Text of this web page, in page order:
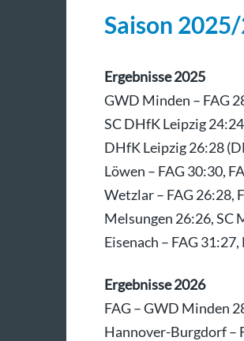
Saison
Ergebnisse 2025
GWD Minden – FAG
SC DHfK Leipzig
DHfK Leipzig 26:28
Löwen – FAG 30:30,
Wetzlar – FAG 26:28,
Melsungen 26:26, SC
Eisenach – FAG
Ergebnisse 2026
FAG – GWD Minden
Hannover-Burgdorf –